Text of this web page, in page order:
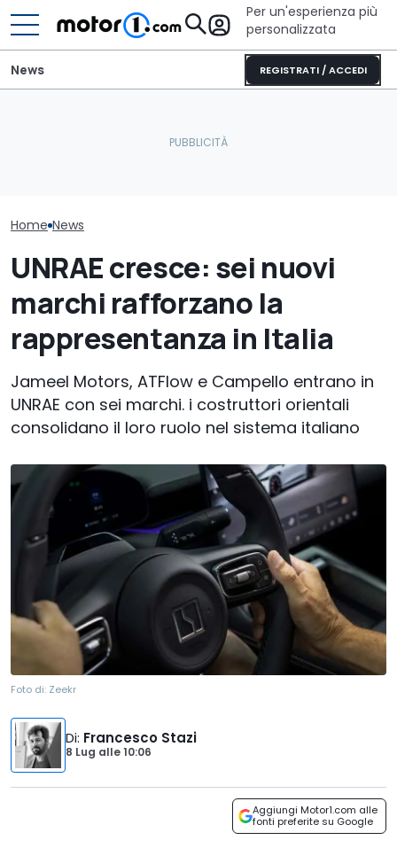
Per un'esperienza più
personalizzata
REGISTRATI / ACCEDI
News
Home News
UNRAE cresce: sei nuovi
marchi rafforzano la
rappresentanza in Italia
Jameel Motors, ATFlow e Campello entrano in
UNRAE con sei marchi. i costruttori orientali
consolidano il loro ruolo nel sistema italiano
Foto di: Zeekr
Di: Francesco Stazi
8 Lug alle10:06
Aggiungi Motor1.com alle
fonti preferite su Google